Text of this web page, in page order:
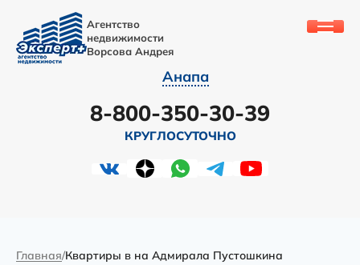
Агентство
недвижимости
Ворсова Андрея
Анапа
8-800-350-30-39
КРУГЛОСУТОЧНО
Главная Квартиры в на Адмирала Пустошкина